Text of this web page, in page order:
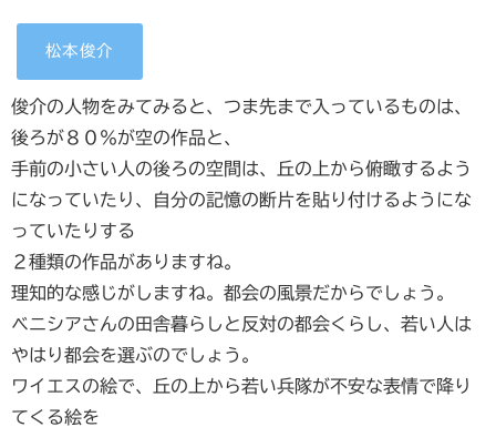
松本俊介
俊介の人物をみてみると、つま先まで入っているものは、
後ろが８０％が空の作品と、
手前の小さい人の後ろの空間は、丘の上から俯瞰するよう
になっていたり、自分の記憶の断片を貼り付けるようにな
っていたりする
２種類の作品がありますね。
理知的な感じがしますね。都会の風景だからでしょう。
ベニシアさんの田舎暮らしと反対の都会くらし、若い人は
やはり都会を選ぶのでしょう。
ワイエスの絵で、丘の上から若い兵隊が不安な表情で降り
てくる絵を